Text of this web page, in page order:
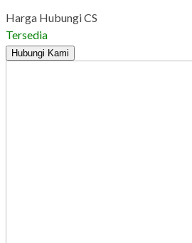
Harga Hubungi CS
Tersedia
Hubungi Kami